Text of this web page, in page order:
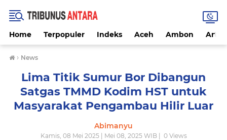
Home Terpopuler Indeks Aceh Ambon
› News
Lima Titik Sumur Bor Dibangun
Satgas TMMD Kodim HST untuk
Masyarakat Pengambau Hilir Luar
Abimanyu
Kamis, 08 Mei 2025 | Mei 08, 2025 WIB | 0Views